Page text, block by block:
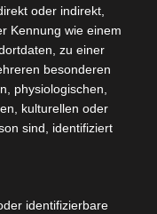
Tunis (CA)
20'
oder indirekt,
Kennung wie einem
zu einer
besonderen
physiologischen,
kulturellen oder
sind, identifiziert
identifizierbare